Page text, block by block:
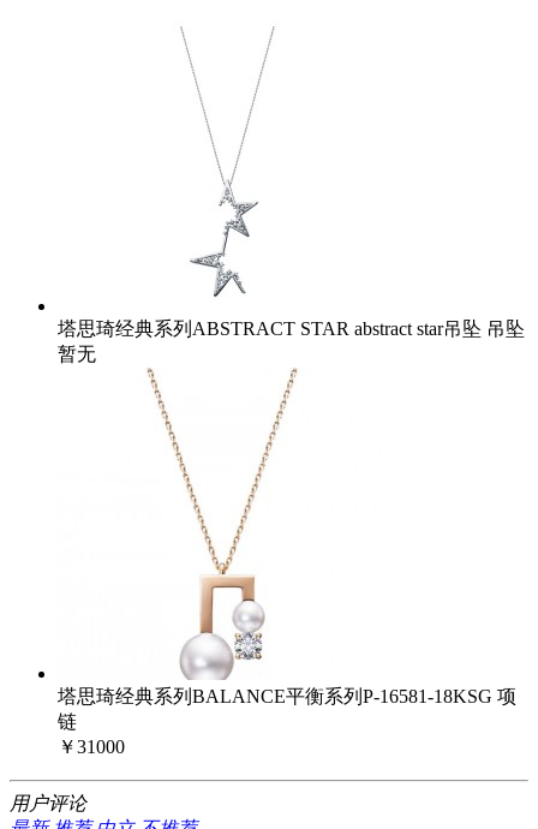
塔思琦经典系列ABSTRACT STAR abstract star吊坠 吊坠
暂无
塔思琦经典系列BALANCE平衡系列P-16581-18KSG 项
链
￥31000
用户评论